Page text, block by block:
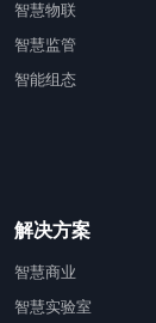
智慧物联
智慧监管
智能组态
解决方案
智慧商业
智慧实验室